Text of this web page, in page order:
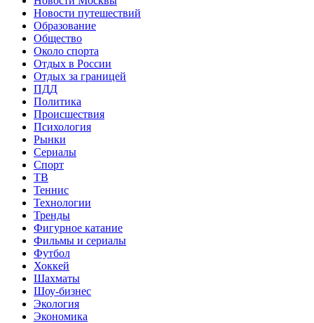
Новости путешествий
Образование
Общество
Около спорта
Отдых в России
Отдых за границей
ПДД
Политика
Происшествия
Психология
Рынки
Сериалы
Спорт
ТВ
Теннис
Технологии
Тренды
Фигурное катание
Фильмы и сериалы
Футбол
Хоккей
Шахматы
Шоу-бизнес
Экология
Экономика